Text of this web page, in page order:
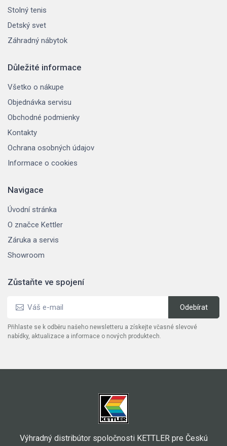
Stolný tenis
Detský svet
Záhradný nábytok
Důležité informace
Všetko o nákupe
Objednávka servisu
Obchodné podmienky
Kontakty
Ochrana osobných údajov
Informace o cookies
Navigace
Úvodní stránka
O značce Kettler
Záruka a servis
Showroom
Zůstaňte ve spojení
Přihlaste se k odběru našeho newsletteru a získejte včasné slevové
nabídky, aktualizace a informace o nových produktech.
Výhradný distribútor spoločnosti KETTLER pre Českú